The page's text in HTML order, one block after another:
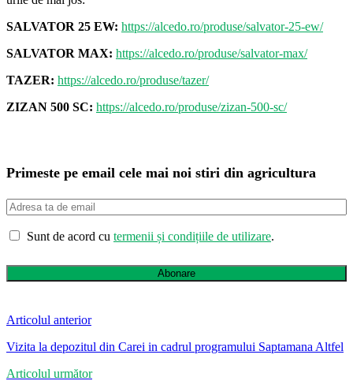
SALVATOR 25 EW: https://alcedo.ro/produse/salvator-25-ew/
SALVATOR MAX: https://alcedo.ro/produse/salvator-max/
TAZER: https://alcedo.ro/produse/tazer/
ZIZAN 500 SC: https://alcedo.ro/produse/zizan-500-sc/
Primeste pe email cele mai noi stiri din agricultura
Sunt de acord cu termenii și condițiile de utilizare.
Abonare
Articolul anterior
Vizita la depozitul din Carei in cadrul programului Saptamana Altfel
Articolul următor